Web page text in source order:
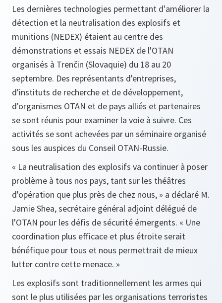
Les dernières technologies permettant d'améliorer la
détection et la neutralisation des explosifs et
munitions (NEDEX) étaient au centre des
démonstrations et essais NEDEX de l'OTAN
organisés à Trenčin (Slovaquie) du 18 au 20
septembre. Des représentants d'entreprises,
d'instituts de recherche et de développement,
d'organismes OTAN et de pays alliés et partenaires
se sont réunis pour examiner la voie à suivre. Ces
activités se sont achevées par un séminaire organisé
sous les auspices du Conseil OTAN-Russie.
« La neutralisation des explosifs va continuer à poser
problème à tous nos pays, tant sur les théâtres
d'opération que plus près de chez nous, » a déclaré M.
Jamie Shea, secrétaire général adjoint délégué de
l'OTAN pour les défis de sécurité émergents. « Une
coordination plus efficace et plus étroite serait
bénéfique pour tous et nous permettrait de mieux
lutter contre cette menace. »
Les explosifs sont traditionnellement les armes qui
sont le plus utilisées par les organisations terroristes